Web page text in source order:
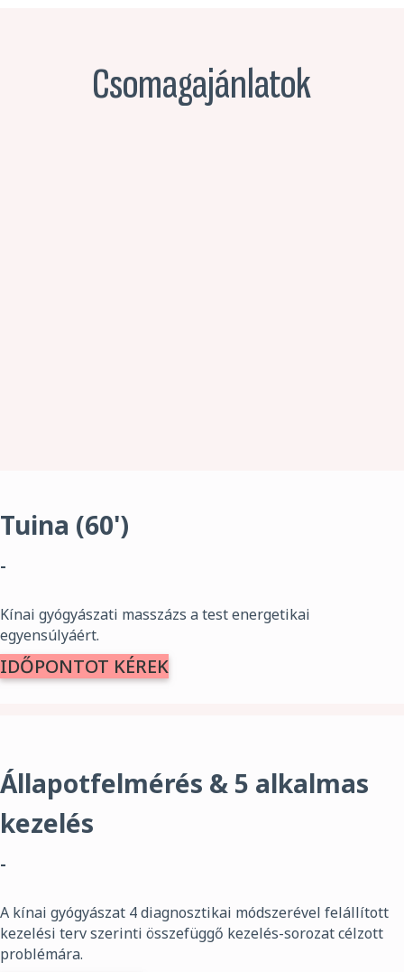
Csomagajánlatok
Tuina (60')
-
Kínai gyógyászati ​​masszázs a test energetikai
egyensúlyáért.
IDŐPONTOT KÉREK
Állapotfelmérés & 5 alkalmas
kezelés
-
A kínai gyógyászat 4 diagnosztikai módszerével felállított
kezelési terv szerinti összefüggő kezelés-sorozat célzott
problémára.